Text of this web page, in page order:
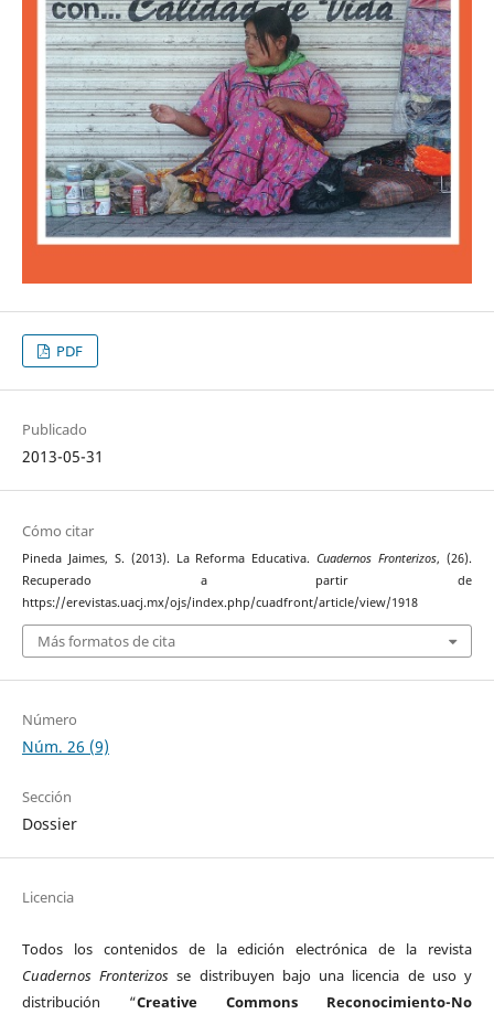
PDF
Publicado
2013-05-31
Cómo citar
Pineda Jaimes, S. (2013). La Reforma Educativa.Cuadernos Fronterizos, (26).
Recuperado a partir de
https://erevistas.uacj.mx/ojs/index.php/cuadfront/article/view/1918
Más formatos de cita
Número
Núm. 26 (9)
Sección
Dossier
Licencia
Todos los contenidos de la edición electrónica de la revista
Cuadernos Fronterizos se distribuyen bajo una licencia de uso y
distribución “Creative Commons Reconocimiento-No